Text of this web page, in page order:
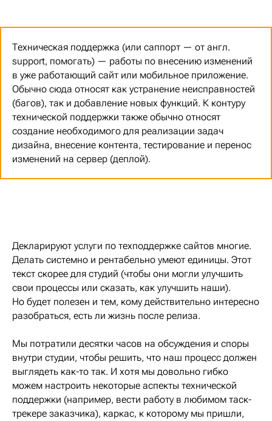
Техническая поддержка (или саппорт — от англ.
support, помогать) — работы по внесению изменений
в уже работающий сайт или мобильное приложение.
Обычно сюда относят как устранение неисправностей
(багов), так и добавление новых функций. К контуру
технической поддержки также обычно относят
создание необходимого для реализации задач
дизайна, внесение контента, тестирование и перенос
изменений на сервер (деплой).
Декларируют услуги по техподдержке сайтов многие.
Делать системно и рентабельно умеют единицы. Этот
текст скорее для студий (чтобы они могли улучшить
свои процессы или сказать, как улучшить наши).
Но будет полезен и тем, кому действительно интересно
разобраться, есть ли жизнь после релиза.
Мы потратили десятки часов на обсуждения и споры
внутри студии, чтобы решить, что наш процесс должен
выглядеть как-то так. И хотя мы довольно гибко
можем настроить некоторые аспекты технической
поддержки (например, вести работу в любимом таск-
трекере заказчика), каркас, к которому мы пришли,